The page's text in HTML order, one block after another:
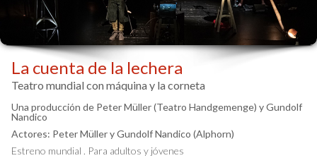
La cuenta de la lechera
Teatro mundial con máquina y la corneta
Una producción de Peter Müller (Teatro Handgemenge) y Gundolf
Nandico
Actores: Peter Müller y Gundolf Nandico (Alphorn)
Estreno mundial . Para adultos y jóvenes